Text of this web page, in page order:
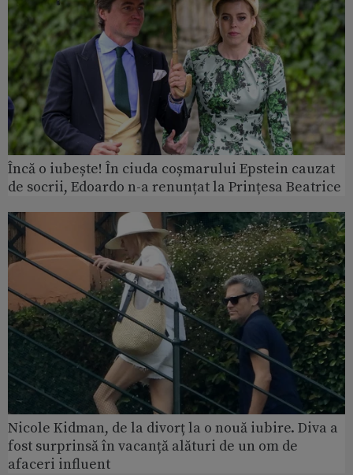
Încă o iubește! În ciuda coșmarului Epstein cauzat
de socrii, Edoardo n-a renunțat la Prințesa Beatrice
Nicole Kidman, de la divorț la o nouă iubire. Diva a
fost surprinsă în vacanță alături de un om de
afaceri influent